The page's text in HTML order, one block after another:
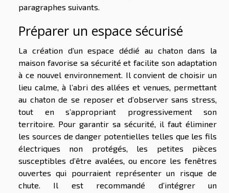
paragraphes suivants.
Préparer un espace sécurisé
La création d’un espace dédié au chaton dans la
maison favorise sa sécurité et facilite son adaptation
à ce nouvel environnement. Il convient de choisir un
lieu calme, à l’abri des allées et venues, permettant
au chaton de se reposer et d’observer sans stress,
tout en s’appropriant progressivement son
territoire. Pour garantir sa sécurité, il faut éliminer
les sources de danger potentielles telles que les fils
électriques non protégés, les petites pièces
susceptibles d’être avalées, ou encore les fenêtres
ouvertes qui pourraient représenter un risque de
chute. Il est recommandé d’intégrer un